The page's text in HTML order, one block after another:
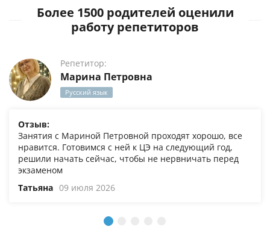
Более 1500 родителей оценили
работу репетиторов
Репетитор:
Марина Петровна
Русский язык
Отзыв:
Занятия с Мариной Петровной проходят хорошо, все
нравится. Готовимся с ней к ЦЭ на следующий год,
решили начать сейчас, чтобы не нервничать перед
экзаменом
Татьяна 09 июля 2026